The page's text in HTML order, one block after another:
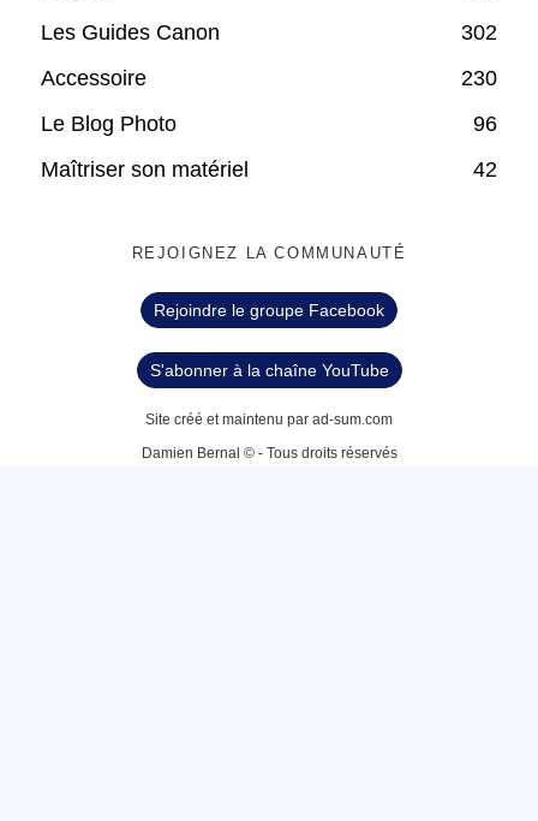
Les Guides Canon
302
Accessoire
230
Le Blog Photo
96
Maîtriser son matériel
42
REJOIGNEZ LA COMMUNAUTÉ
Rejoindre le groupe Facebook
S'abonner à la chaîne YouTube
Site créé et maintenu par ad-sum.com
Damien Bernal © - Tous droits réservés